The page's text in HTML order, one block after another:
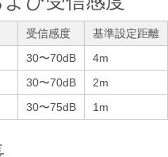
受信感度 基準設定距離
30〜70dB
4m
30〜70dB
2m
30〜75dB 1m